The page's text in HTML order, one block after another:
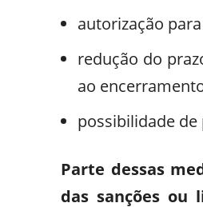
autorização
redução do
ao
possibilidade
Parte dessas
das sanções